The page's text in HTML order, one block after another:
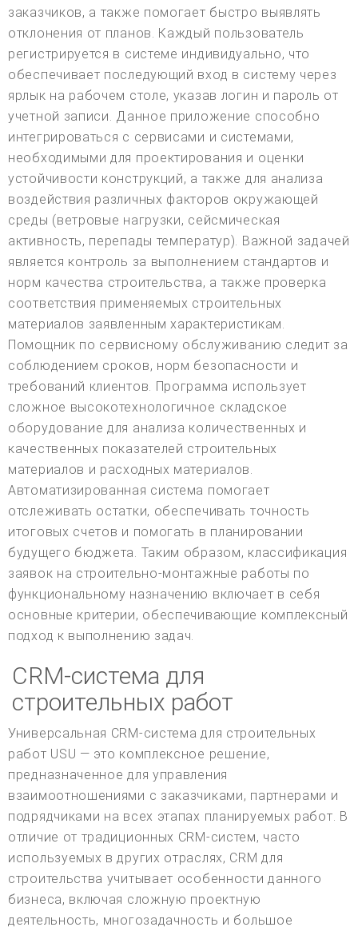
заказчиков, а также помогает быстро выявлять
отклонения от планов. Каждый пользователь
регистрируется в системе индивидуально, что
обеспечивает последующий вход в систему через
ярлык на рабочем столе, указав логин и пароль от
учетной записи. Данное приложение способно
интегрироваться с сервисами и системами,
необходимыми для проектирования и оценки
устойчивости конструкций, а также для анализа
воздействия различных факторов окружающей
среды (ветровые нагрузки, сейсмическая
активность, перепады температур). Важной задачей
является контроль за выполнением стандартов и
норм качества строительства, а также проверка
соответствия применяемых строительных
материалов заявленным характеристикам.
Помощник по сервисному обслуживанию следит за
соблюдением сроков, норм безопасности и
требований клиентов. Программа использует
сложное высокотехнологичное складское
оборудование для анализа количественных и
качественных показателей строительных
материалов и расходных материалов.
Автоматизированная система помогает
отслеживать остатки, обеспечивать точность
итоговых счетов и помогать в планировании
будущего бюджета. Таким образом, классификация
заявок на строительно-монтажные работы по
функциональному назначению включает в себя
основные критерии, обеспечивающие комплексный
подход к выполнению задач.
CRM-система для
строительных работ
Универсальная CRM-система для строительных
работ USU — это комплексное решение,
предназначенное для управления
взаимоотношениями с заказчиками, партнерами и
подрядчиками на всех этапах планируемых работ. В
отличие от традиционных CRM-систем, часто
используемых в других отраслях, CRM для
строительства учитывает особенности данного
бизнеса, включая сложную проектную
деятельность, многозадачность и большое